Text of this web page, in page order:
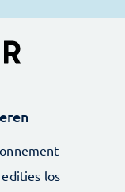
los